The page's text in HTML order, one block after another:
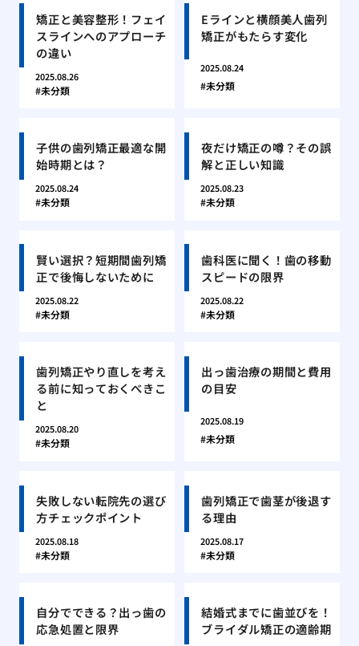
矯正と美容整形！フェイ
スラインへのアプローチ
の違い
2025.08.26
未分類
Eラインと横顔美人歯列
矯正がもたらす変化
2025.08.24
未分類
子供の歯列矯正最適な開
始時期とは？
2025.08.24
未分類
夜だけ矯正の噂？その誤
解と正しい知識
2025.08.23
未分類
賢い選択？短期間歯列矯
正で後悔しないために
2025.08.22
未分類
歯科医に聞く！歯の移動
スピードの限界
2025.08.22
未分類
歯列矯正やり直しを考え
る前に知っておくべきこ
と
2025.08.20
未分類
出っ歯治療の期間と費用
の目安
2025.08.19
未分類
失敗しない転院先の選び
方チェックポイント
2025.08.18
未分類
歯列矯正で歯茎が後退す
る理由
2025.08.17
未分類
自分でできる？出っ歯の
応急処置と限界
結婚式までに歯並びを！
ブライダル矯正の適齢期